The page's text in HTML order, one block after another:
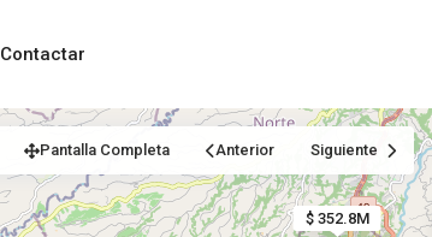
Contactar
$ 352.8M
Pantalla Completa Anterior Siguiente